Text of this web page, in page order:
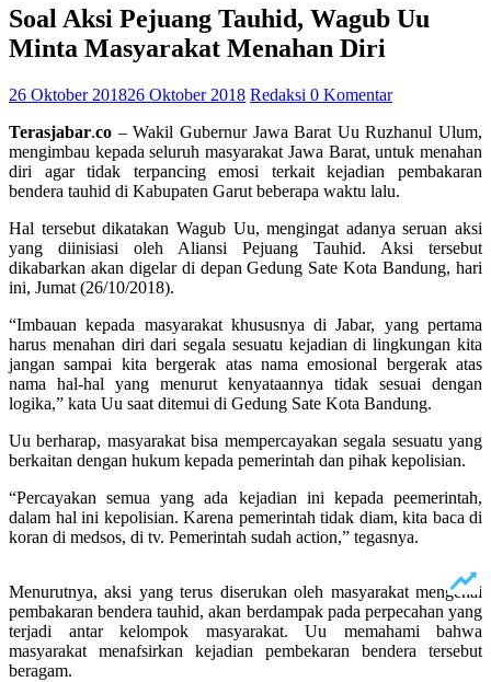
Soal Aksi Pejuang Tauhid, Wagub Uu
Minta Masyarakat Menahan Diri
26 Oktober 201826 Oktober 2018 Redaksi 0 Komentar
Terasjabar.co – Wakil Gubernur Jawa Barat Uu Ruzhanul Ulum,
mengimbau kepada seluruh masyarakat Jawa Barat, untuk menahan
diri agar tidak terpancing emosi terkait kejadian pembakaran
bendera tauhid di Kabupaten Garut beberapa waktu lalu.
Hal tersebut dikatakan Wagub Uu, mengingat adanya seruan aksi
yang diinisiasi oleh Aliansi Pejuang Tauhid. Aksi tersebut
dikabarkan akan digelar di depan Gedung Sate Kota Bandung, hari
ini, Jumat (26/10/2018).
“Imbauan kepada masyarakat khususnya di Jabar, yang pertama
harus menahan diri dari segala sesuatu kejadian di lingkungan kita
jangan sampai kita bergerak atas nama emosional bergerak atas
nama hal-hal yang menurut kenyataannya tidak sesuai dengan
logika,” kata Uu saat ditemui di Gedung Sate Kota Bandung.
Uu berharap, masyarakat bisa mempercayakan segala sesuatu yang
berkaitan dengan hukum kepada pemerintah dan pihak kepolisian.
“Percayakan semua yang ada kejadian ini kepada peemerintah,
dalam hal ini kepolisian. Karena pemerintah tidak diam, kita baca di
koran di medsos, di tv. Pemerintah sudah action,” tegasnya.
Menurutnya, aksi yang terus diserukan oleh masyarakat mengenai
pembakaran bendera tauhid, akan berdampak pada perpecahan yang
terjadi antar kelompok masyarakat. Uu memahami bahwa
masyarakat menafsirkan kejadian pembekaran bendera tersebut
beragam.